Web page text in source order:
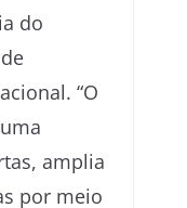
do
“O
amplia
por meio